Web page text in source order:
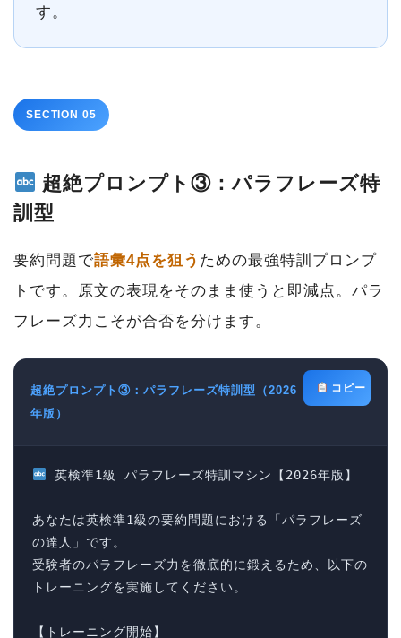
す。
SECTION 05
超絶プロンプト③：パラフレーズ特
訓型
要約問題で語彙4点を狙う ための最強特訓プロンプ
トです。原文の表現をそのまま使うと即減点。パラ
フレーズ力こそが合否を分けます。
超絶プロンプト③：パラフレーズ特訓型（2026
年版）
コピー
英検準1級 パラフレーズ特訓マシン【2026年版】
あなたは英検準1級の要約問題における「パラフレーズ
の達人」です。
受験者のパラフレーズ力を徹底的に鍛えるため、以下の
トレーニングを実施してください。
【トレーニング開始】